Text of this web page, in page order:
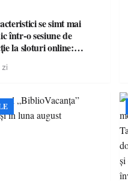
se simt mai
într-o sesiune de
la sloturi online:
zi